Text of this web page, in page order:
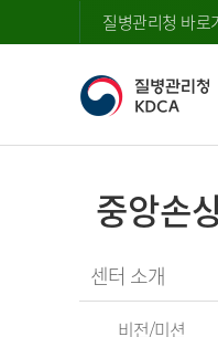
질병관리청 바로
중앙손
센터 소개
비전/미션